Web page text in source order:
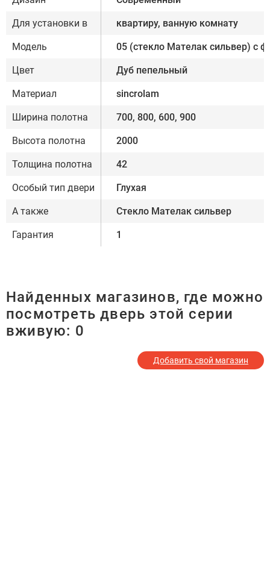
Для установки в квартиру, ванную комнату
Модель 05 (стекло Мателак сильвер) с
Цвет Дуб пепельный
Материал sincrolam
Ширина полотна 700, 800, 600, 900
Высота полотна 2000
Толщина полотна 42
Особый тип двери Глухая
А также Стекло Мателак сильвер
Гарантия 1
Найденных магазинов, где можно
посмотреть дверь этой серии
вживую: 0
Добавить свой магазин